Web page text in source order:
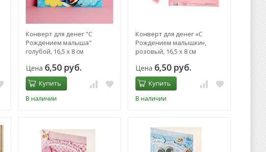
Конверт для денег "С
Рождением малыша"
голубой, 16,5 х 8 см
Цена 6,50 руб.
Купить
В наличии
Конверт для денег «C
Рождением малышки»,
розовый, 16,5 х 8 см
Цена 6,50 руб.
Купить
В наличии